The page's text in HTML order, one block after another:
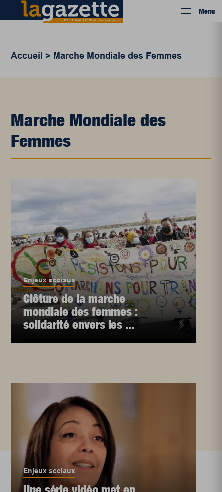
Menu
Accueil > Marche Mondiale des Femmes
Marche Mondiale des
Femmes
Enjeux sociaux
Clôture de la marche
mondiale des femmes :
solidarité envers les ...
Enjeux sociaux
Une série vidéo met en